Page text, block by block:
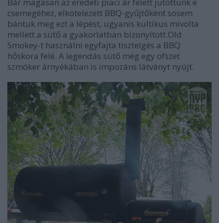
Bár magasan az eredeti piaci ár felett jutottunk e
csemegéhez, elkötelezett BBQ-gyűjtőként sosem
bántuk meg ezt a lépést, ugyanis kultikus mivolta
mellett a sütő a gyakorlatban bizonyított.Old
Smokey-t használni egyfajta tisztelgés a BBQ
hőskora felé. A legendás sütő még egy ofszet
szmóker árnyékában is impozáns látványt nyújt.